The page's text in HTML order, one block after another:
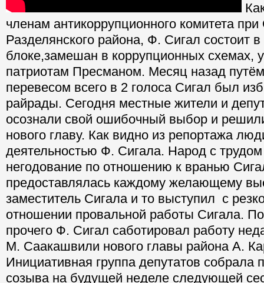
членам антикоррупционного комитета
Разделянского района, Ф. Сигал состоит
блоке,замешан в коррупционных схемах,
патриотам Пресманом. Месяц назад
перевесом всего в 2 голоса Сигал был
райрады. Сегодня местные жители и
осознали свой ошибочный выбор и
нового главу. Как видно из репортажа
деятельностью Ф. Сигала. Народ с
негодование по отношению к вранью
предоставлялась каждому желающему
заместитель Сигала и то выступил с
отношении провальной работы Сигала.
прочего Ф. Сигал саботировал работу
М. Саакашвили нового главы района А.
Инициативная группа депутатов собрала
созыва на будущей неделе следующей